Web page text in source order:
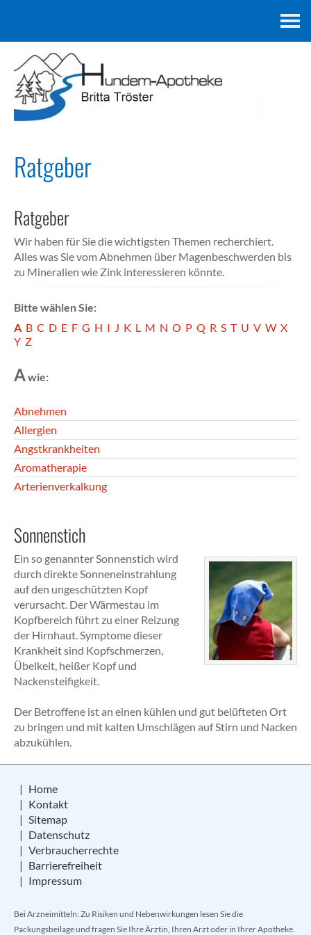
Ratgeber
Ratgeber
Wir haben für Sie die wichtigsten Themen recherchiert.
Alles was Sie vom Abnehmen über Magenbeschwerden bis
zu Mineralien wie Zink interessieren könnte.
Bitte wählen Sie:
A B C D E F G H I J K L M N O P Q R S T U V W X
Y Z
Awie:
Abnehmen
Allergien
Angstkrankheiten
Aromatherapie
Arterienverkalkung
Sonnenstich
Ein so genannter Sonnenstich wird
durch direkte Sonneneinstrahlung
auf den ungeschützten Kopf
verursacht. Der Wärmestau im
Kopfbereich führt zu einer Reizung
der Hirnhaut. Symptome dieser
Krankheit sind Kopfschmerzen,
Übelkeit, heißer Kopf und
Nackensteifigkeit.
Der Betroffene ist an einen kühlen und gut belüfteten Ort
zu bringen und mit kalten Umschlägen auf Stirn und Nacken
abzukühlen.
Home
Kontakt
Sitemap
Datenschutz
Verbraucherrechte
Barrierefreiheit
Impressum
Bei Arzneimitteln: Zu Risiken und Nebenwirkungen lesen Sie die
Packungsbeilage und fragen Sie Ihre Ärztin, Ihren Arzt oder in Ihrer Apotheke.